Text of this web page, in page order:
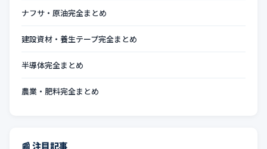
ナフサ・原油完全まとめ
建設資材・養生テープ完全まとめ
半導体完全まとめ
農業・肥料完全まとめ
📰 注目記事